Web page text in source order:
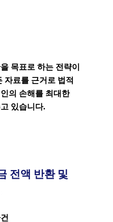
목표로 하는 전략이
자료를 근거로 법적
의 손해를 최대한
있습니다.
전액 반환 및